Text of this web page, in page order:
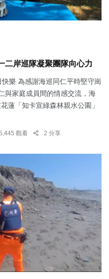
二岸巡隊凝聚團隊向心力
樂 為感謝海巡同仁平時堅守崗
與家庭成員間的情感交流，海
蓮「知卡宣綠森林親水公園」
觀看 2 分享